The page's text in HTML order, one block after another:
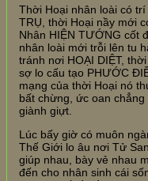
Thời Hoại nhân loài có
TRỤ, thời Hoại nầy mới
Nhân HIỆN TƯỚNG cốt
nhân loài mới trỗi lên tu
tránh nơi HOẠI DIỆT,
sợ lo cấu tạo PHƯỚC
mạng của thời Hoại nó
bất chừng, ức oan
giành giựt.
Lúc bấy giờ có muôn
Thế Giới lo âu nơi Tử
giúp nhau, bày vẻ nhau
đến cho nhân sinh cái